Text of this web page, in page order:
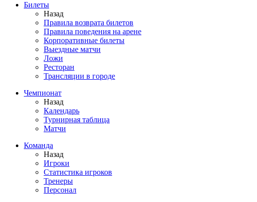
Билеты
Назад
Правила возврата билетов
Правила поведения на арене
Корпоративные билеты
Выездные матчи
Ложи
Ресторан
Трансляции в городе
Чемпионат
Назад
Календарь
Турнирная таблица
Матчи
Команда
Назад
Игроки
Статистика игроков
Тренеры
Персонал